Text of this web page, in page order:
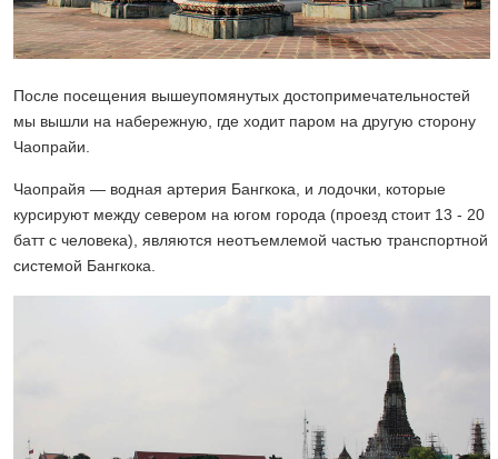
После посещения вышеупомянутых достопримечательностей
мы вышли на набережную, где ходит паром на другую сторону
Чаопрайи.
Чаопрайя — водная артерия Бангкока, и лодочки, которые
курсируют между севером на югом города (проезд стоит 13 - 20
батт с человека), являются неотъемлемой частью транспортной
системой Бангкока.